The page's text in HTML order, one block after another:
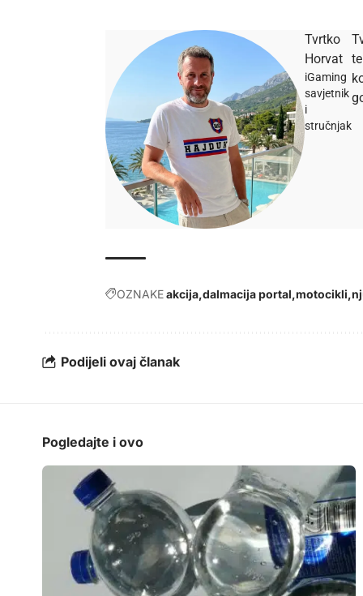
Tvrtko
Horvat
iGaming
savjetnik
i
stručnjak
OZNAKEakcija dalmacija portal motocikli
Podijeli ovaj članak
Pogledajte i ovo